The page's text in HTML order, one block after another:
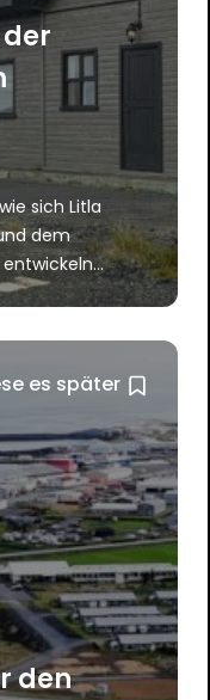
sich Litla
dem
es später
den